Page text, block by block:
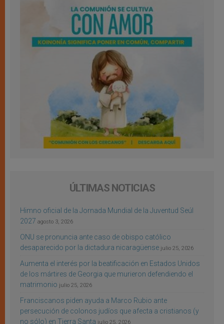
ÚLTIMAS NOTICIAS
Himno oficial de la Jornada Mundial de la Juventud Seúl
2027 agosto 3, 2026
ONU se pronuncia ante caso de obispo católico
desaparecido por la dictadura nicaragüense julio 25, 2026
Aumenta el interés por la beatificación en Estados Unidos
de los mártires de Georgia que murieron defendiendo el
matrimonio julio 25, 2026
Franciscanos piden ayuda a Marco Rubio ante
persecución de colonos judíos que afecta a cristianos (y
no sólo) en Tierra Santa julio 25, 2026